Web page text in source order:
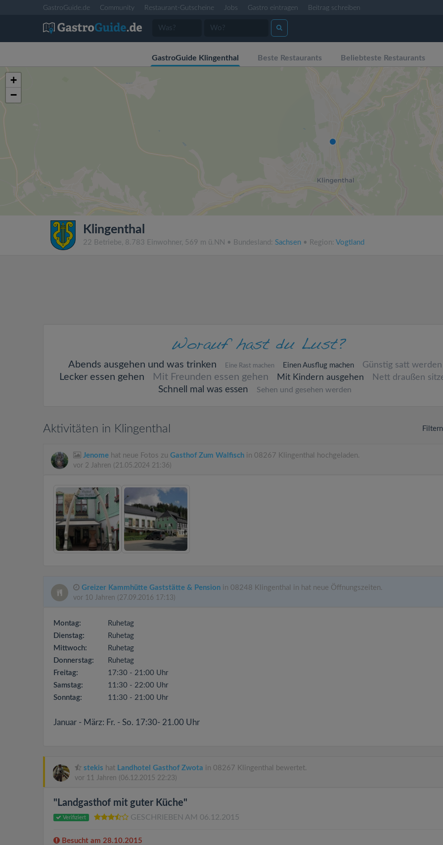
GastroGuide.de Community Restaurant-Gutscheine Jobs Gastro eintragen Beitrag schreiben
GastroGuide Klingenthal Beste Restaurants Beliebteste Restaurants
+
−
Klingenthal
22 Betriebe, 8.783 Einwohner, 569 m ü.NN • Bundesland: Sachsen • Region: Vogtland
Abends ausgehen und was trinken Eine Rast machen Einen Ausflug machen Günstig satt werden
Lecker essen gehen Mit Freunden essen gehen Mit Kindern ausgehen Nett draußen
Schnell mal was essen Sehen und gesehen werden
Aktivitäten in Klingenthal
Jenome hat neue Fotos zu Gasthof Zum Walfisch in 08267 Klingenthal hochgeladen.
vor 2 Jahren (21.05.2024 21:36)
Greizer Kammhütte Gaststätte & Pension in 08248 Klingenthal in hat neue Öffnungszeiten.
vor 10 Jahren (27.09.2016 17:13)
Montag:
Ruhetag
Dienstag:
Ruhetag
Mittwoch:
Ruhetag
Donnerstag:
Ruhetag
Freitag:
17:30 - 21:00 Uhr
Samstag:
11:30 - 22:00 Uhr
Sonntag:
11:30 - 21:00 Uhr
Januar - März: Fr. - So. 17:30- 21.00 Uhr
stekis hat Landhotel Gasthof Zwota in 08267 Klingenthal bewertet.
vor 11 Jahren (06.12.2015 22:23)
"Landgasthof mit guter Küche"
Verifiziert GESCHRIEBEN AM 06.12.2015
Besucht am 28.10.2015